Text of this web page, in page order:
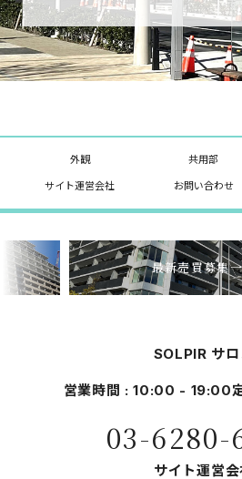
外観 共用部
サイト運営会社 お問い合わせ
最新売買募集
SOLPIR サロ
営業時間 : 10:00 - 19:00
03-6280-
サイト運営会